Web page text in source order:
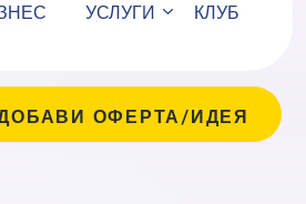
УСЛУГИ КЛУБ
ОФЕРТА/ИДЕЯ